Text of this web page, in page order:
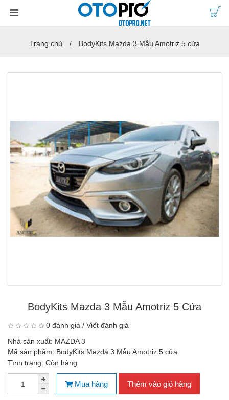
Trang chủ BodyKits Mazda 3 Mẫu Amotriz 5 cửa
BodyKits Mazda 3 Mẫu Amotriz 5 Cửa
0 đánh giá / Viết đánh giá
Nhà sản xuất: MAZDA 3
Mã sản phẩm: BodyKits Mazda 3 Mẫu Amotriz 5 cửa
Tình trạng: Còn hàng
Mua hàng Thêm vào giỏ hàng